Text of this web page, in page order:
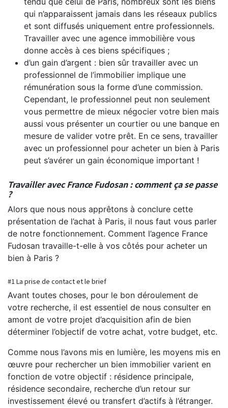
qui n’apparaissent jamais dans les réseaux publics
et sont diffusés uniquement entre professionnels.
Travailler avec une agence immobilière vous
donne accès à ces biens spécifiques ;
d’un gain d’argent : bien sûr travailler avec un
professionnel de l’immobilier implique une
rémunération sous la forme d’une commission.
Cependant, le professionnel peut non seulement
vous permettre de mieux négocier votre bien mais
aussi vous présenter un courtier ou une banque en
mesure de valider votre prêt. En ce sens, travailler
avec un professionnel pour acheter un bien à Paris
peut s’avérer un gain économique important !
Travailler avec France Fudosan : comment ça se passe
?
Alors que nous nous apprêtons à conclure cette
présentation de l’achat à Paris, il nous faut vous parler
de notre fonctionnement. Comment l’agence France
Fudosan travaille-t-elle à vos côtés pour acheter un
bien à Paris ?
#1 La prise de contact et le brief
Avant toutes choses, pour le bon déroulement de
votre recherche, il est essentiel de nous consulter en
amont de votre projet d’acquisition afin de bien
déterminer l’objectif de votre achat, votre budget, etc.
Comme nous l’avons mis en lumière, les moyens mis en
œuvre pour rechercher un bien immobilier varient en
fonction de votre objectif : résidence principale,
résidence secondaire, recherche d’un retour sur
investissement élevé ou transfert d’actifs à l’étranger.